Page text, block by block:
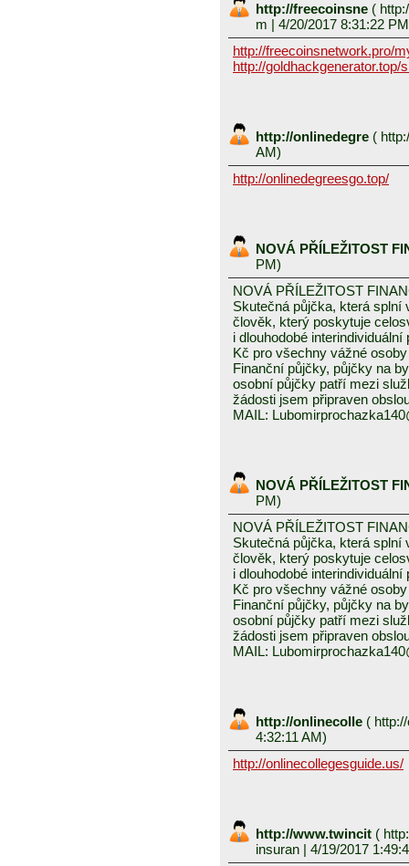
http://freecoinsne (
m | 4/20/2017 8:31:22
http://freecoinsnetwork.pro/
http://
http://onlinedegre (
AM)
http://onlinedegreesgo.top/
NOVÁ PŘÍLEŽITOST
PM)
NOVÁ PŘÍLEŽITOST
Skutečná půjčka, která
člověk, který poskytuje
i dlouhodobé
Kč pro všechny vážné
Finanční půjčky, půjčky na
osobní půjčky patří mezi
žádosti jsem připraven
MAIL:
NOVÁ PŘÍLEŽITOST
PM)
NOVÁ PŘÍLEŽITOST
Skutečná půjčka, která
člověk, který poskytuje
i dlouhodobé
Kč pro všechny vážné
Finanční půjčky, půjčky na
osobní půjčky patří mezi
žádosti jsem připraven
MAIL:
http://onlinecolle (
4:32:11 AM)
http://onlinecollegesguide.us/
http://www.twincit (
insuran | 4/19/2017